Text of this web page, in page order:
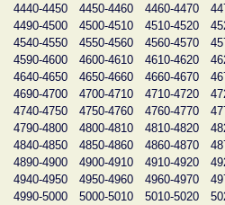
4440-4450
4450-4460 4460-4470
4490-4500
4500-4510 4510-4520
4540-4550
4550-4560 4560-4570
4590-4600
4600-4610 4610-4620
4640-4650
4650-4660 4660-4670
4690-4700
4700-4710 4710-4720
4740-4750
4750-4760 4760-4770
4790-4800
4800-4810 4810-4820
4840-4850
4850-4860 4860-4870
4890-4900
4900-4910 4910-4920
4940-4950
4950-4960 4960-4970
4990-5000
5000-5010 5010-5020